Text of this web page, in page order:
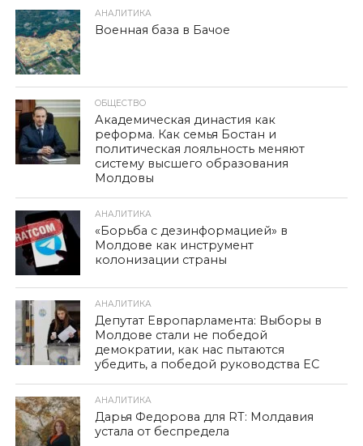
АНАЛИТИКА
Военная база в Бачое
ОБЩЕСТВО
Академическая династия как
реформа. Как семья Бостан и
политическая лояльность меняют
систему высшего образования
Молдовы
АНАЛИТИКА
«Борьба с дезинформацией» в
Молдове как инструмент
колонизации страны
АНАЛИТИКА
Депутат Европарламента: Выборы в
Молдове стали не победой
демократии, как нас пытаются
убедить, а победой руководства ЕС
АНАЛИТИКА
Дарья Федорова для RT: Молдавия
устала от беспредела